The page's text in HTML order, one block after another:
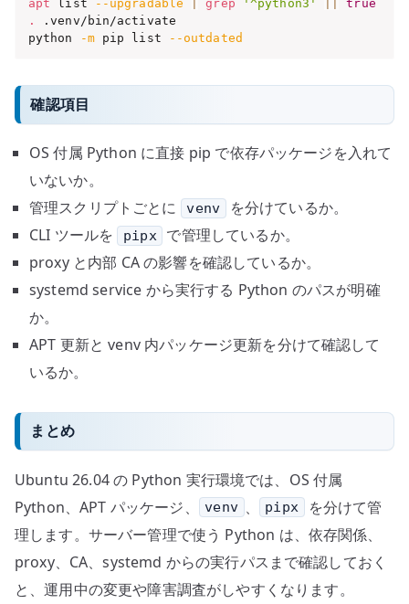
apt list --upgradable grep '^python3'
true
.
.venv/bin/activate
python
-m pip list --outdated
確認項目
OS 付属 Python に直接 pip で依存パッケージを入れて
いないか。
管理スクリプトごとに
venv
を分けているか。
CLI ツールを
pipx
で管理しているか。
proxy と内部 CA の影響を確認しているか。
systemd service から実行する Python のパスが明確
か。
APT 更新と venv 内パッケージ更新を分けて確認して
いるか。
まとめ
Ubuntu 26.04 の Python 実行環境では、OS 付属
Python、APT パッケージ、
venv 、 pipx
を分けて管
理します。サーバー管理で使う Python は、依存関係、
proxy、CA、systemd からの実行パスまで確認しておく
と、運用中の変更や障害調査がしやすくなります。